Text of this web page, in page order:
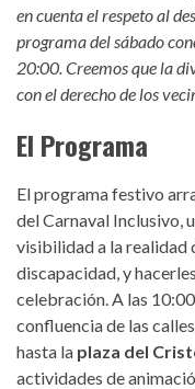
en cuenta el respeto al
programa del sábado
20:00. Creemos que la
con el derecho de los
El Programa
El programa festivo
del Carnaval Inclusivo,
visibilidad a la realidad
discapacidad, y
celebración. A las
confluencia de las calles
hasta la plaza del
actividades de